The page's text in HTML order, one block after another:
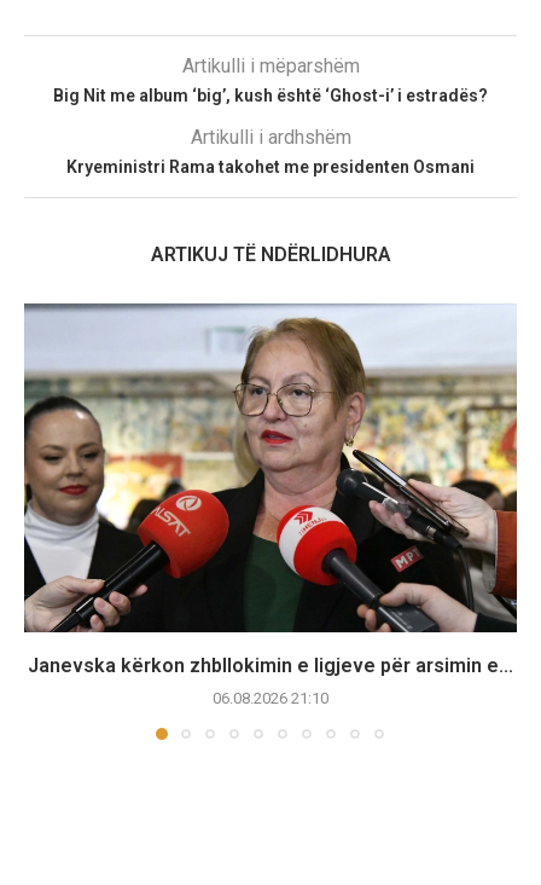
Artikulli i mëparshëm
Big Nit me album ‘big’, kush është ‘Ghost-i’ i estradës?
Artikulli i ardhshëm
Kryeministri Rama takohet me presidenten Osmani
ARTIKUJ TË NDËRLIDHURA
Janevska kërkon zhbllokimin e ligjeve për arsimin e...
06.08.2026 21:10